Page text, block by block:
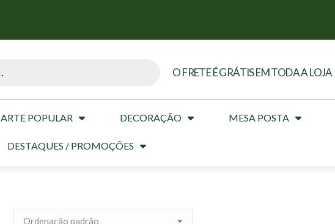
O FRETE É GRÁTIS EM TODA A LOJA
ARTE POPULAR DECORAÇÃO MESA POSTA
DESTAQUES / PROMOÇÕES